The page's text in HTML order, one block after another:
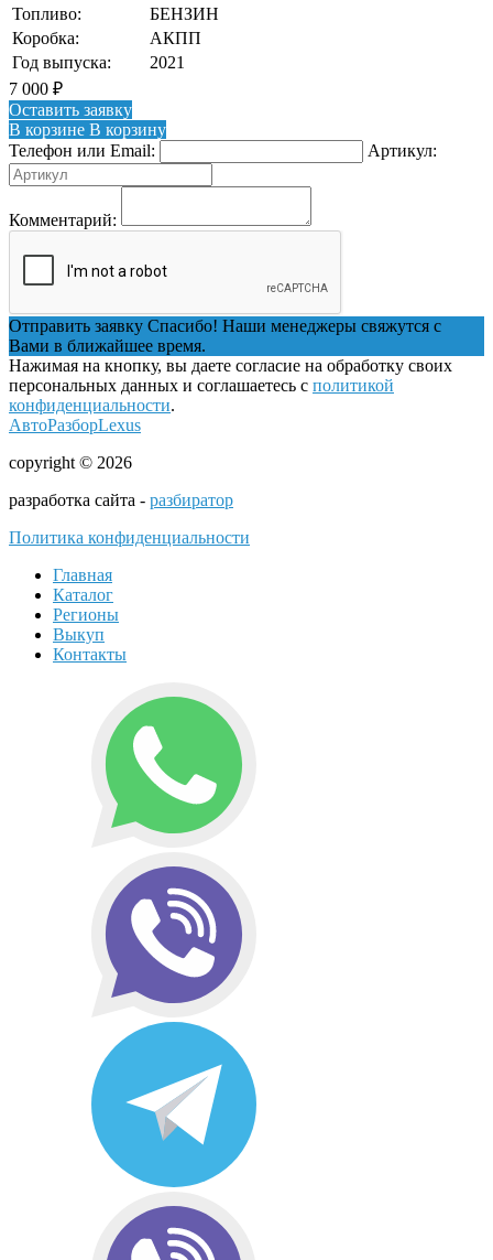
Топливо:
БЕНЗИН
Коробка:
АКПП
Год выпуска:
2021
7 000 ₽
Оставить заявку
В корзине В корзину
Телефон или Email:
Артикул:
Комментарий:
Отправить заявку Спасибо! Наши менеджеры свяжутся с
Вами в ближайшее время.
Нажимая на кнопку, вы даете согласие на обработку своих
персональных данных и соглашаетесь с политикой
конфиденциальности.
АвтоРазборLexus
copyright © 2026
разработка сайта - разбиратор
Политика конфиденциальности
Главная
Каталог
Регионы
Выкуп
Контакты